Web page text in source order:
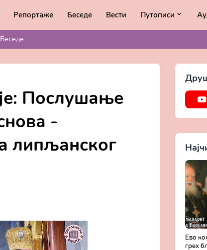
Репортаже Беседе Вести Путописи
Беседе
Послушање
-
липљанског
Ево
грех